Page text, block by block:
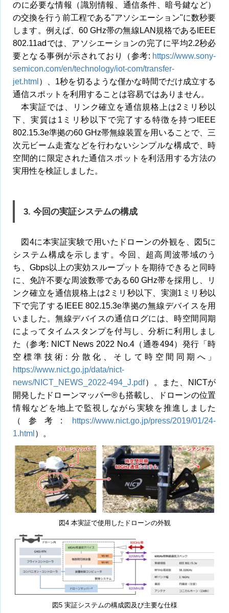
のに必要な情報（識別情報、通信条件、暗号鍵など）
の交換を行う前工程である"アソシエーション"に数秒要
します。例えば、60 GHz帯の無線LAN規格であるIEEE
802.11adでは、アソシエーションの完了に平均2.2秒必
要となる事例が示されており（参考: https://www.sony-
semicon.com/en/technology/iot-com/transfer-
jet.html ）、1秒を切るような僅かな時間でだけ成立する
通信スポットを利用することは容易ではありません。
本実証では、リンク確立を通信規格上は2ミリ秒以
下、実質は1ミリ秒以下で完了する特徴を持つIEEE
802.15.3e準拠の60 GHz帯無線装置を用いることで、三
次元ビーム走査などを行わないシンプルな構成で、時
空間的に限定された通信スポットを利活用する方法の
実用性を検証しました。
3. 今回の実証システムの構成
図4に本実証実験で用いたドローンの外観を、図5に
システム構成を示します。今回、超高周波帯域のう
ち、Gbps以上の実効スループットを期待できると同時
に、免許不要な周波数帯である60 GHz帯を採用し、リ
ンク確立を通信規格上は2ミリ秒以下、実測1ミリ秒以
下で完了するIEEE 802.15.3e準拠の無線デバイスを用
いました。無線デバイスの通信ログには、時空間同期
によってタイムスタンプを付与し、分析に利用しまし
た（参考: NICT News 2022 No.4（通巻494）発行「時
空標準技術: 分散化、そして時空間同期へ」
https://www.nict.go.jp/data/nict-
news/NICT_NEWS_2022-494_J.pdf）。また、NICTが
開発したドローンマッパー®も搭載し、ドローンの位置
情報などを地上で監視しながら実験を推進しました
（参考:
https://www.nict.go.jp/press/2019/01/24-
1.html ）。
図4 本実証で使用したドローンの外観
図5 実証システムの構成図及び主要な仕様